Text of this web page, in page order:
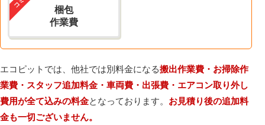
梱包
作業費
エコピットでは、他社では別料金になる搬出作業費・お掃除作
業費・スタッフ追加料金・車両費・出張費・エアコン取り外し
費用が全て込みの料金となっております。 お見積り後の追加料
金も一切ございません。